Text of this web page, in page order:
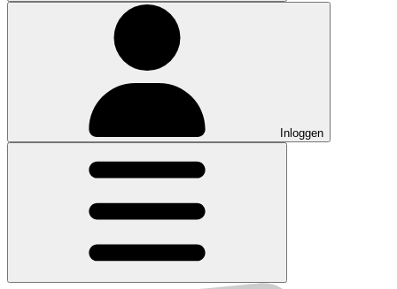
Inloggen